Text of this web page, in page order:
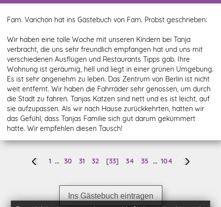
Fam. Varichon hat ins Gästebuch von Fam. Probst geschrieben:
Wir haben eine tolle Woche mit unseren Kindern bei Tanja
verbracht, die uns sehr freundlich empfangen hat und uns mit
verschiedenen Ausflügen und Restaurants Tipps gab. Ihre
Wohnung ist geräumig, hell und liegt in einer grünen Umgebung.
Es ist sehr angenehm zu leben. Das Zentrum von Berlin ist nicht
weit entfernt. Wir haben die Fahrräder sehr genossen, um durch
die Stadt zu fahren. Tanjas Katzen sind nett und es ist leicht, auf
sie aufzupassen. Als wir nach Hause zurückkehrten, hatten wir
das Gefühl, dass Tanjas Familie sich gut darum gekümmert
hatte. Wir empfehlen diesen Tausch!
1 ... 30 31 32 [33] 34 35 ... 104
Ins Gästebuch eintragen